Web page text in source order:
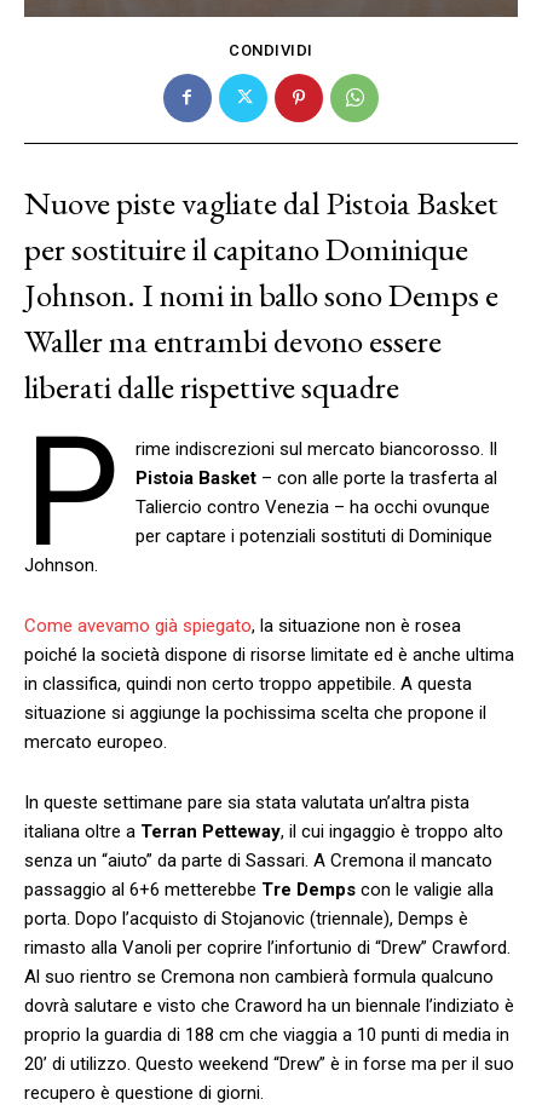
CONDIVIDI
Nuove piste vagliate dal Pistoia Basket
per sostituire il capitano Dominique
Johnson. I nomi in ballo sono Demps e
Waller ma entrambi devono essere
liberati dalle rispettive squadre
P
rime indiscrezioni sul mercato biancorosso. Il
Pistoia Basket– con alle porte la trasferta al
Taliercio contro Venezia – ha occhi ovunque
per captare i potenziali sostituti di Dominique
Johnson.
Come avevamo già spiegato, la situazione non è rosea
poiché la società dispone di risorse limitate ed è anche ultima
in classifica, quindi non certo troppo appetibile. A questa
situazione si aggiunge la pochissima scelta che propone il
mercato europeo.
In queste settimane pare sia stata valutata un’altra pista
italiana oltre a Terran Petteway, il cui ingaggio è troppo alto
senza un “aiuto” da parte di Sassari. A Cremona il mancato
passaggio al 6+6 metterebbe Tre Demps con le valigie alla
porta. Dopo l’acquisto di Stojanovic (triennale), Demps è
rimasto alla Vanoli per coprire l’infortunio di “Drew” Crawford.
Al suo rientro se Cremona non cambierà formula qualcuno
dovrà salutare e visto che Craword ha un biennale l’indiziato è
proprio la guardia di 188 cm che viaggia a 10 punti di media in
20’ di utilizzo. Questo weekend “Drew” è in forse ma per il suo
recupero è questione di giorni.